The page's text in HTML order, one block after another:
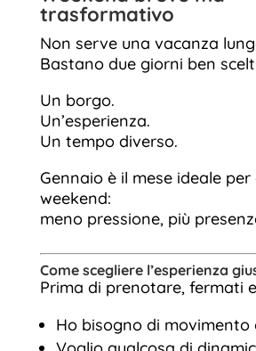
trasformativo
Non serve una vacanza
Bastano due giorni ben
Un borgo.
Un’esperienza.
Un tempo diverso.
Gennaio è il mese ideale
weekend:
meno pressione, più
Come scegliere l’esperienza
Prima di prenotare, fermati
Ho bisogno di movimento